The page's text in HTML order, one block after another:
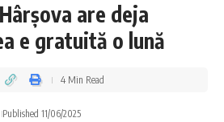
are deja
e gratuită o lună
Published 11/06/2025
4 Min Read